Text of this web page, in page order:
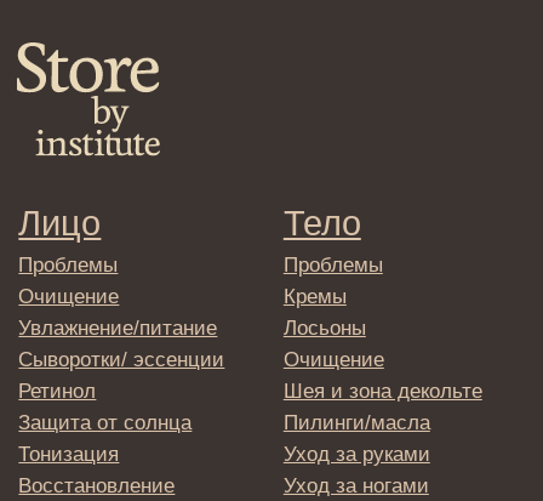
Оплата и возврат
Согласие на обработку
персональных данных
конфиденциальности
Договор оферта
E-mail
→
вы соглашаетесь с политикой в отношении
обработки персональных данных